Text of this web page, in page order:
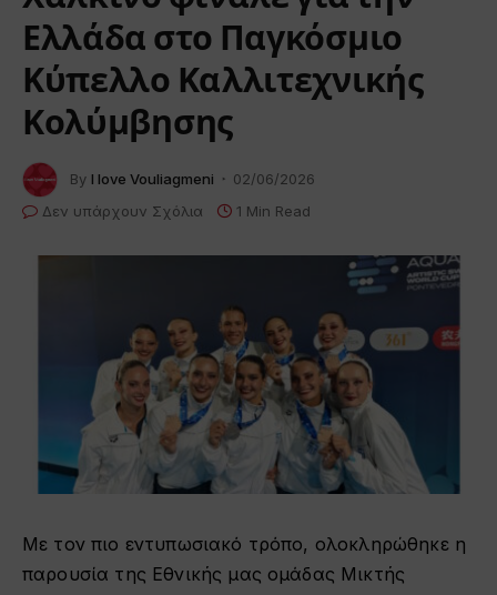
Ελλάδα στο Παγκόσμιο
Κύπελλο Καλλιτεχνικής
Κολύμβησης
By I love Vouliagmeni
02/06/2026
Δεν υπάρχουν Σχόλια
1 Min Read
Με τον πιο εντυπωσιακό τρόπο, ολοκληρώθηκε η
παρουσία της Εθνικής μας ομάδας Μικτής